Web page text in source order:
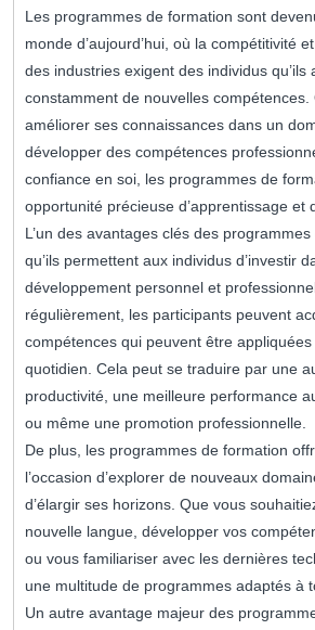
Les programmes de formation sont
monde d’aujourd’hui, où la compétitivité
des industries exigent des individus qu’ils
constamment de nouvelles
améliorer ses connaissances dans un
développer des compétences
confiance en soi, les programmes de
opportunité précieuse d’apprentissage et
L’un des avantages clés des
qu’ils permettent aux individus d’investir
développement personnel et
régulièrement, les participants peuvent
compétences qui peuvent être
quotidien. Cela peut se traduire par une
productivité, une meilleure performance
ou même une promotion professionnelle.
De plus, les programmes de formation
l’occasion d’explorer de nouveaux
d’élargir ses horizons. Que vous
nouvelle langue, développer vos
ou vous familiariser avec les dernières
une multitude de programmes adaptés à
Un autre avantage majeur des